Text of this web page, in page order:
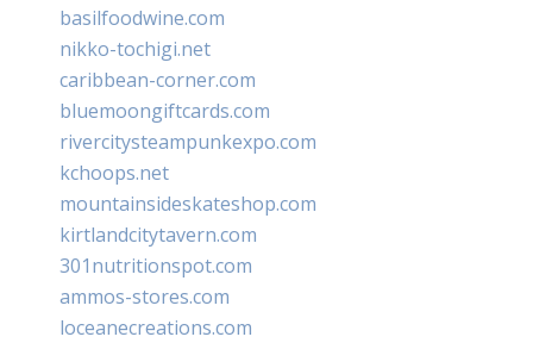
basilfoodwine.com
nikko-tochigi.net
caribbean-corner.com
bluemoongiftcards.com
rivercitysteampunkexpo.com
kchoops.net
mountainsideskateshop.com
kirtlandcitytavern.com
301nutritionspot.com
ammos-stores.com
loceanecreations.com